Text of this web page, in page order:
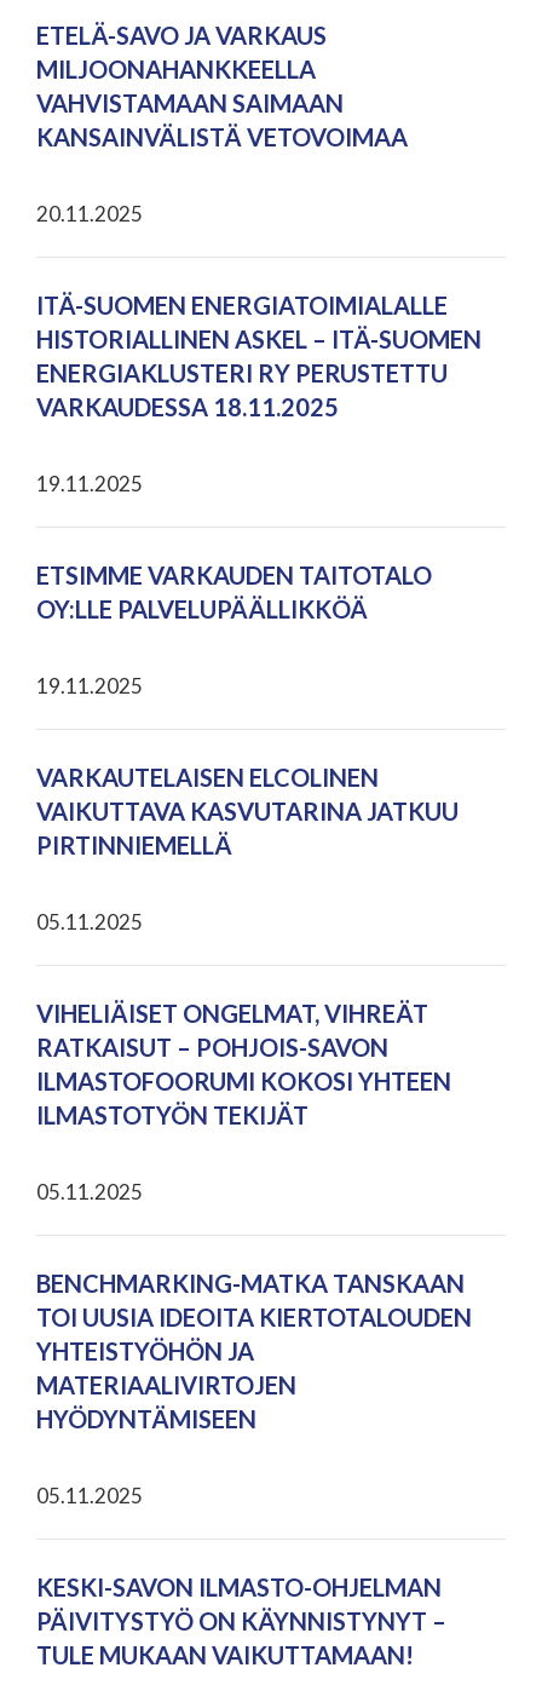
ETELÄ-SAVO JA VARKAUS
MILJOONAHANKKEELLA
VAHVISTAMAAN SAIMAAN
KANSAINVÄLISTÄ VETOVOIMAA
20.11.2025
ITÄ-SUOMEN ENERGIATOIMIALALLE
HISTORIALLINEN ASKEL – ITÄ-SUOMEN
ENERGIAKLUSTERI RY PERUSTETTU
VARKAUDESSA 18.11.2025
19.11.2025
ETSIMME VARKAUDEN TAITOTALO
OY:LLE PALVELUPÄÄLLIKKÖÄ
19.11.2025
VARKAUTELAISEN ELCOLINEN
VAIKUTTAVA KASVUTARINA JATKUU
PIRTINNIEMELLÄ
05.11.2025
VIHELIÄISET ONGELMAT, VIHREÄT
RATKAISUT – POHJOIS-SAVON
ILMASTOFOORUMI KOKOSI YHTEEN
ILMASTOTYÖN TEKIJÄT
05.11.2025
BENCHMARKING-MATKA TANSKAAN
TOI UUSIA IDEOITA KIERTOTALOUDEN
YHTEISTYÖHÖN JA
MATERIAALIVIRTOJEN
HYÖDYNTÄMISEEN
05.11.2025
KESKI-SAVON ILMASTO-OHJELMAN
PÄIVITYSTYÖ ON KÄYNNISTYNYT –
TULE MUKAAN VAIKUTTAMAAN!